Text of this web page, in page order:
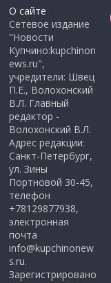
О сайте
Сетевое издание
"Новости
Купчино:kupchinon
ews.ru",
учредители: Швец
П.Е., Волохонский
В.Л. Главный
редактор -
Волохонский В.Л.
Адрес редакции:
Санкт-Петербург,
ул. Зины
Портновой 30-45,
телефон
+78129877938,
электронная
почта
info@kupchinonew
s.ru.
Зарегистрировано